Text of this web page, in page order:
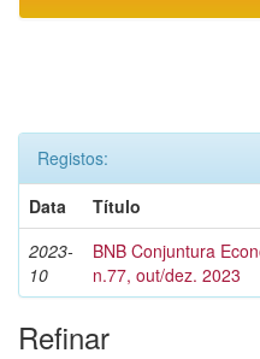
Registos:
Data
Título
2023-
10
BNB Conjuntura
n.77, out/dez. 2023
Refinar